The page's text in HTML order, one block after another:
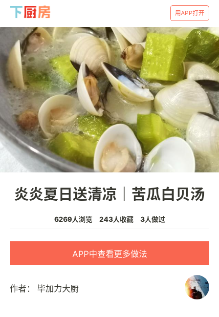
用APP打开
炎炎夏日送清凉｜苦瓜白贝汤
6269人浏览 243人收藏 3人做过
APP中查看更多做法
作者： 毕加力大厨